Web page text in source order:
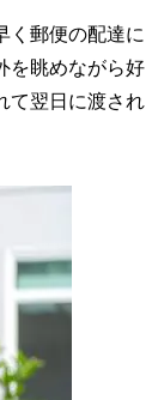
く郵便の配達に
を眺めながら好
て翌日に渡され